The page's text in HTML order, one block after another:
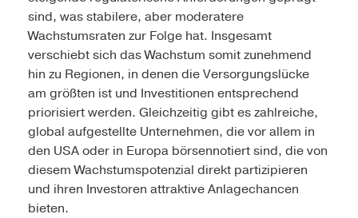
sind, was stabilere, aber moderatere
Wachstumsraten zur Folge hat. Insgesamt
verschiebt sich das Wachstum somit zunehmend
hin zu Regionen, in denen die Versorgungslücke
am größten ist und Investitionen entsprechend
priorisiert werden. Gleichzeitig gibt es zahlreiche,
global aufgestellte Unternehmen, die vor allem in
den USA oder in Europa börsennotiert sind, die von
diesem Wachstumspotenzial direkt partizipieren
und ihren Investoren attraktive Anlagechancen
bieten.